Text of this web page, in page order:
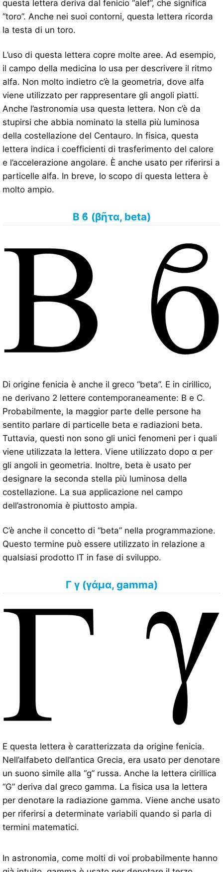
questa lettera deriva dal fenicio “alef”, che significa
“toro”. Anche nei suoi contorni, questa lettera ricorda
la testa di un toro.
L’uso di questa lettera copre molte aree. Ad esempio,
il campo della medicina lo usa per descrivere il ritmo
alfa. Non molto indietro c’è la geometria, dove alfa
viene utilizzato per rappresentare gli angoli piatti.
Anche l’astronomia usa questa lettera. Non c’è da
stupirsi che abbia nominato la stella più luminosa
della costellazione del Centauro. In fisica, questa
lettera indica i coefficienti di trasferimento del calore
e l’accelerazione angolare. È anche usato per riferirsi a
particelle alfa. In breve, lo scopo di questa lettera è
molto ampio.
Β ϐ (βῆτα, beta)
Di origine fenicia è anche il greco “beta”. E in cirillico,
ne derivano 2 lettere contemporaneamente: B e C.
Probabilmente, la maggior parte delle persone ha
sentito parlare di particelle beta e radiazioni beta.
Tuttavia, questi non sono gli unici fenomeni per i quali
viene utilizzata la lettera. Viene utilizzato dopo α per
gli angoli in geometria. Inoltre, beta è usato per
designare la seconda stella più luminosa della
costellazione. La sua applicazione nel campo
dell’astronomia è piuttosto ampia.
C’è anche il concetto di “beta” nella programmazione.
Questo termine può essere utilizzato in relazione a
qualsiasi prodotto IT in fase di sviluppo.
Γ γ (γάμα, gamma)
E questa lettera è caratterizzata da origine fenicia.
Nell’alfabeto dell’antica Grecia, era usato per denotare
un suono simile alla “g” russa. Anche la lettera cirillica
“G” deriva dal greco gamma. La fisica usa la lettera
per denotare la radiazione gamma. Viene anche usato
per riferirsi a determinate variabili quando si parla di
termini matematici.
In astronomia, come molti di voi probabilmente hanno